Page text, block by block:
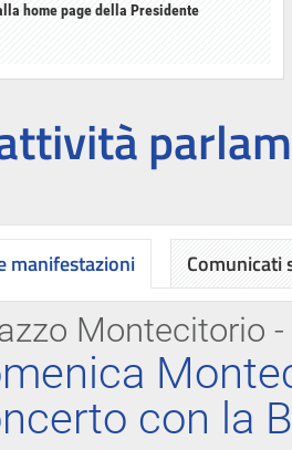
home page della Presidente
manifestazioni
Montecitorio
con la
Comunicati